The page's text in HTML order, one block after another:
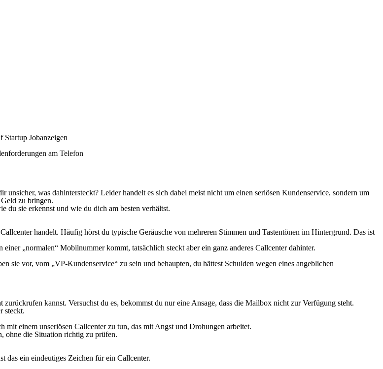
Jobanzeigen
am Telefon
was dahintersteckt? Leider handelt es sich dabei meist nicht um einen seriösen Kundenservice, sondern um
zu bringen.
du sie erkennst und wie du dich am besten verhältst.
handelt. Häufig hörst du typische Geräusche von mehreren Stimmen und Tastentönen im Hintergrund. Das ist
„normalen“ Mobilnummer kommt, tatsächlich steckt aber ein ganz anderes Callcenter dahinter.
sie vor, vom „VP-Kundenservice“ zu sein und behaupten, du hättest Schulden wegen eines angeblichen
kannst. Versuchst du es, bekommst du nur eine Ansage, dass die Mailbox nicht zur Verfügung steht.
steckt.
einem unseriösen Callcenter zu tun, das mit Angst und Drohungen arbeitet.
ohne die Situation richtig zu prüfen.
das ein eindeutiges Zeichen für ein Callcenter.